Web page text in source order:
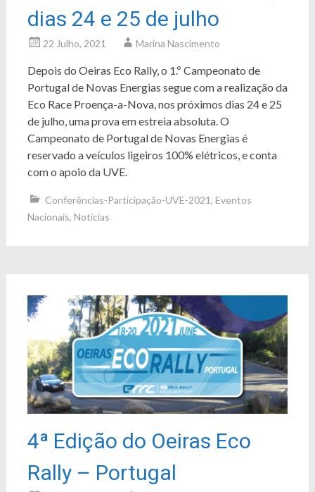
dias 24 e 25 de julho
22 Julho, 2021 Marina Nascimento
Depois do Oeiras Eco Rally, o 1.º Campeonato de
Portugal de Novas Energias segue com a realização da
Eco Race Proença-a-Nova, nos próximos dias 24 e 25
de julho, uma prova em estreia absoluta. O
Campeonato de Portugal de Novas Energias é
reservado a veículos ligeiros 100% elétricos, e conta
com o apoio da UVE.
Conferências-Participação-UVE-2021, Eventos
Nacionais, Notícias
4ª Edição do Oeiras Eco
Rally – Portugal